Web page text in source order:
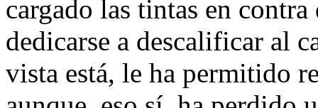
cargado las tintas en
dedicarse a descalificar al
vista está, le ha permitido